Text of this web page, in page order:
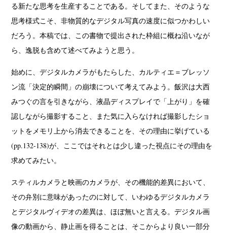
る新たな思考を生産することである。そしてまた、そのような
思考様式こそ、非物質的なデジタル写真の速度に似つかわしい
だろう。本稿では、この書物で提出された枠組に概ね沿いなが
ら、逸脱も含めて述べてみようと思う。
始めに、デジタルカメラがもたらした、カルティエ＝ブレッソ
ン流「決定的瞬間」の崩壊について考えてみよう。飯沢は大西
みつぐの言を引きながら、液晶ディスプレイで「上がり」を確
認しながら撮影すること、また気に入らなければ撮影したショ
ットをメモリ上から消去できることを、その理由に挙げている
(pp.132-138)が、ここではそれとは少し違った視点にその理由を
求めてみたい。
スティルカメラと映画のカメラが、その機能的差異において、
その弁別に意味があったのに対して、いわゆるデジタルカメラ
とデジタルヴィデオの差異は、ほぼ無いと言える。デジタル画
像の動画から、静止画を得ることは、そこからより良い一部分